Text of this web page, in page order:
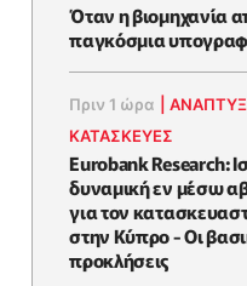
Όταν η βιομηχανία
παγκόσμια
Πριν 1 ώρα |
ΚΑΤΑΣΚΕΥΕΣ
Eurobank Research:
δυναμική εν μέσω
για τον
στην Κύπρο - Οι
προκλήσεις